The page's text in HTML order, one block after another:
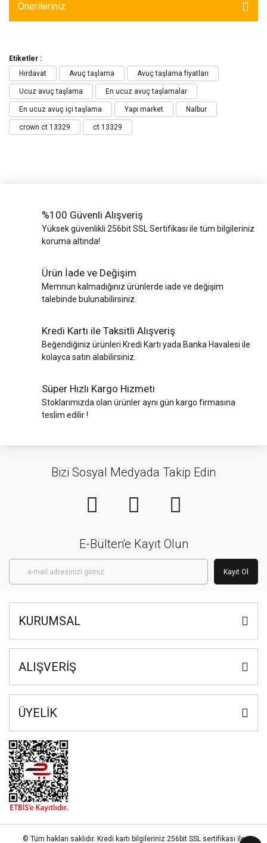
Önerileriniz
Etiketler :
Hırdavat
Avuç taşlama Avuç taşlama fiyatları
Ucuz avuç taşlama En ucuz avuç taşlamalar
En ucuz avuç içi taşlama Yapı market Nalbur
crown ct 13329 ct 13329
%100 Güvenli Alışveriş
Yüksek güvenlikli 256bit SSL Sertifikası ile tüm bilgileriniz
koruma altında!
Ürün İade ve Değişim
Memnun kalmadığınız ürünlerde iade ve değişim
talebinde bulunabilirsiniz.
Kredi Kartı ile Taksitli Alışveriş
Beğendiğiniz ürünleri Kredi Kartı yada Banka Havalesi ile
kolayca satın alabilirsiniz.
Süper Hızlı Kargo Hizmeti
Stoklarımızda olan ürünler aynı gün kargo firmasına
teslim edilir !
Bizi Sosyal Medyada Takip Edin
E-Bülten'e Kayıt Olun
Kayıt Ol
KURUMSAL
ALIŞVERİŞ
ÜYELİK
© Tüm hakları saklıdır. Kredi kartı bilgileriniz 256bit SSL sertifikası ile